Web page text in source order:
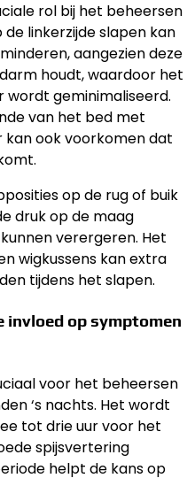
rol bij het beheersen
de linkerzijde slapen kan
aangezien deze
houdt, waardoor het
wordt geminimaliseerd.
van het bed met
ook voorkomen dat
op de rug of buik
druk op de maag
verergeren. Het
wigkussens kan extra
tijdens het slapen.
invloed op symptomen
voor het beheersen
‘s nachts. Het wordt
tot drie uur voor het
spijsvertering
helpt de kans op